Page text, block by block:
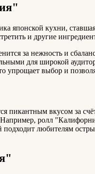
японской кухни,
и другие
за нежность и
для широкой
упрощает выбор и
пикантным вкусом за
ролл
любителям